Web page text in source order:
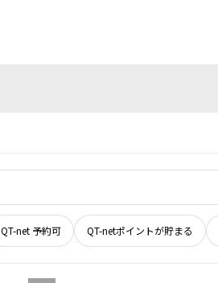
QT-net 予約可 QT-netポイントが貯まる